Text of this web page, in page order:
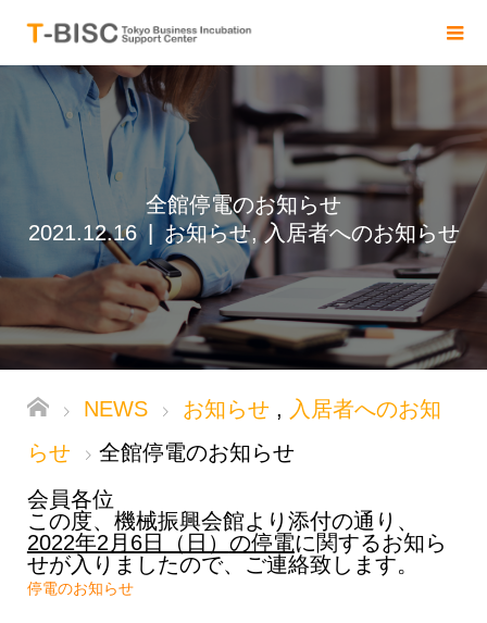
全館停電のお知らせ
2021.12.16 お知らせ,入居者へのお知らせ
NEWS お知らせ , 入居者へのお知
らせ
全館停電のお知らせ
会員各位
この度、機械振興会館より添付の通り、
2022年2月6日（日） の停電に関するお知ら
せが入りましたので、ご連絡致します。
停電のお知らせ